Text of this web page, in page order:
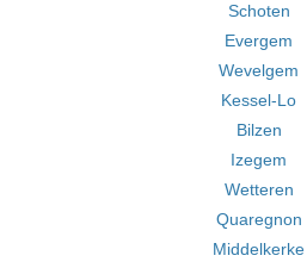
Schoten
Evergem
Wevelgem
Kessel-Lo
Bilzen
Izegem
Wetteren
Quaregnon
Middelkerke